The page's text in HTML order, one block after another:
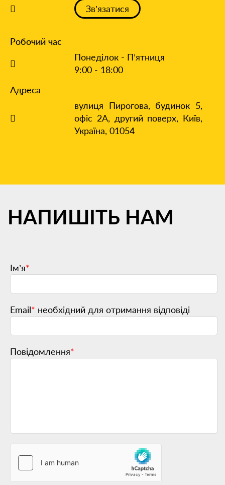
Зв’язатися
Робочий час
Понеділок - П’ятниця
9:00 - 18:00
Адреса
вулиця Пирогова, будинок 5,
офіс 2А, другий поверх, Київ,
Україна, 01054
НАПИШІТЬ НАМ
Ім’я*
Email* необхідний для отримання відповіді
Повідомлення*